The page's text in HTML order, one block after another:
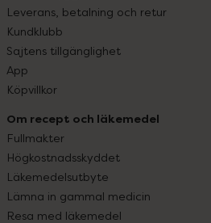
Leverans, betalning och retur
Kundklubb
Sajtens tillgänglighet
App
Köpvillkor
Om recept och läkemedel
Fullmakter
Högkostnadsskyddet
Läkemedelsutbyte
Lämna in gammal medicin
Resa med läkemedel